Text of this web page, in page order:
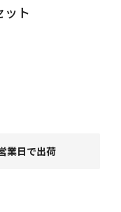
ット
業日で出荷